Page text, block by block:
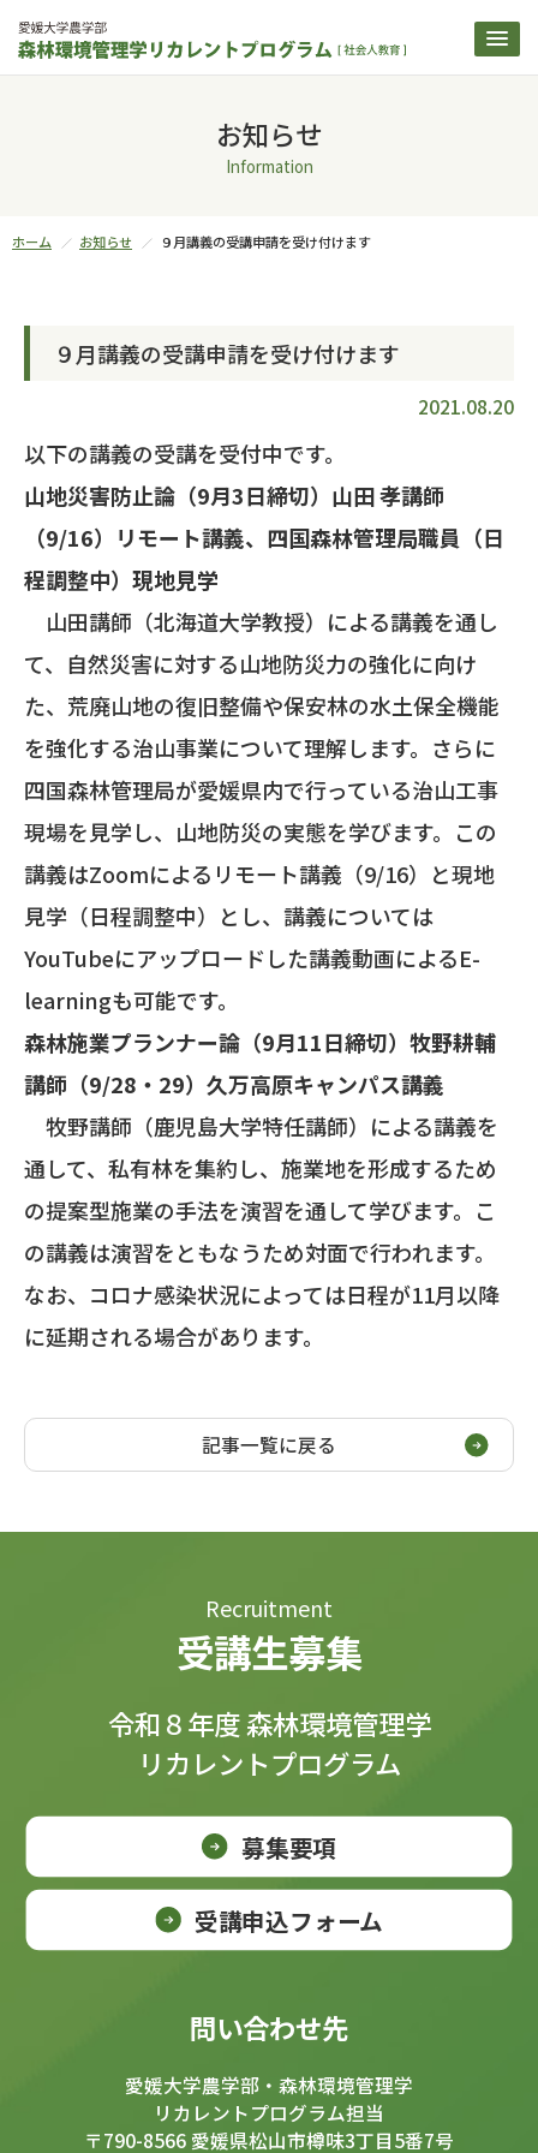
お知らせ
Information
ホーム お知らせ ９月講義の受講申請を受け付けます
９月講義の受講申請を受け付けます
2021.08.20
以下の講義の受講を受付中です。
山地災害防止論（9月3日締切）山田 孝講師
（9/16）リモート講義、四国森林管理局職員（日
程調整中）現地見学
山田講師（北海道大学教授）による講義を通し
て、自然災害に対する山地防災力の強化に向け
た、荒廃山地の復旧整備や保安林の水土保全機能
を強化する治山事業について理解します。さらに
四国森林管理局が愛媛県内で行っている治山工事
現場を見学し、山地防災の実態を学びます。この
講義はZoomによるリモート講義（9/16）と現地
見学（日程調整中）とし、講義については
YouTubeにアップロードした講義動画によるE-
learningも可能です。
森林施業プランナー論（9月11日締切）牧野耕輔
講師（9/28・29）久万高原キャンパス講義
牧野講師（鹿児島大学特任講師）による講義を
通して、私有林を集約し、施業地を形成するため
の提案型施業の手法を演習を通して学びます。こ
の講義は演習をともなうため対面で行われます。
なお、コロナ感染状況によっては日程が11月以降
に延期される場合があります。
記事一覧に戻る
Recruitment
受講生募集
令和８年度 森林環境管理学
リカレントプログラム
募集要項
受講申込フォーム
問い合わせ先
愛媛大学農学部・森林環境管理学
リカレントプログラム担当
〒790-8566 愛媛県松山市樽味3丁目5番7号